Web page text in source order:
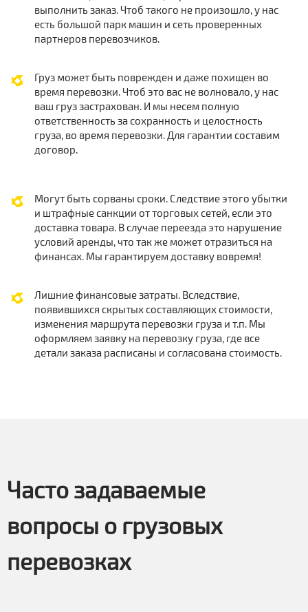
выполнить заказ. Чтоб такого не произошло, у нас
есть большой парк машин и сеть проверенных
партнеров перевозчиков.
Груз может быть поврежден и даже похищен во
время перевозки. Чтоб это вас не волновало, у нас
ваш груз застрахован. И мы несем полную
ответственность за сохранность и целостность
груза, во время перевозки. Для гарантии составим
договор.
Могут быть сорваны сроки. Следствие этого убытки
и штрафные санкции от торговых сетей, если это
доставка товара. В случае переезда это нарушение
условий аренды, что так же может отразиться на
финансах. Мы гарантируем доставку вовремя!
Лишние финансовые затраты. Вследствие,
появившихся скрытых составляющих стоимости,
изменения маршрута перевозки груза и т.п. Мы
оформляем заявку на перевозку груза, где все
детали заказа расписаны и согласована стоимость.
Часто задаваемые
вопросы о грузовых
перевозках